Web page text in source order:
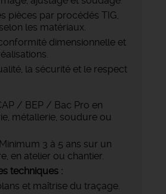
pièces par procédés TIG,
les matériaux.
dimensionnelle et
la sécurité et le respect
/ BEP / Bac Pro en
métallerie, soudure ou
3 à 5 ans sur un
en atelier ou chantier.
techniques :
et maîtrise du traçage.